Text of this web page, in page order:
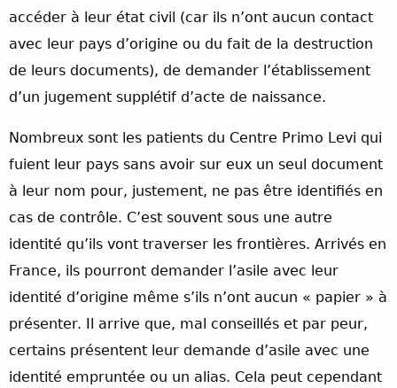
accéder à leur état civil (car ils n’ont aucun contact
avec leur pays d’origine ou du fait de la destruction
de leurs documents), de demander l’établissement
d’un jugement supplétif d’acte de naissance.
Nombreux sont les patients du Centre Primo Levi qui
fuient leur pays sans avoir sur eux un seul document
à leur nom pour, justement, ne pas être identifiés en
cas de contrôle. C’est souvent sous une autre
identité qu’ils vont traverser les frontières. Arrivés en
France, ils pourront demander l’asile avec leur
identité d’origine même s’ils n’ont aucun « papier » à
présenter. Il arrive que, mal conseillés et par peur,
certains présentent leur demande d’asile avec une
identité empruntée ou un alias. Cela peut cependant